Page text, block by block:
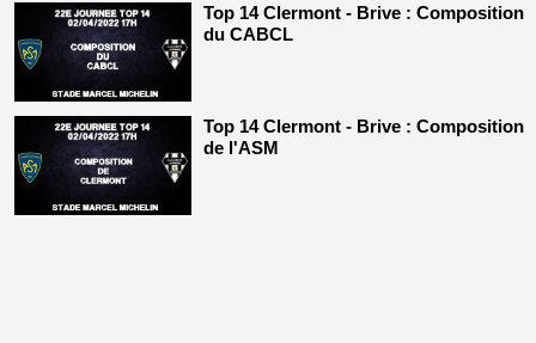
Top 14 Clermont - Brive : Composition
du CABCL
Top 14 Clermont - Brive : Composition
de l'ASM